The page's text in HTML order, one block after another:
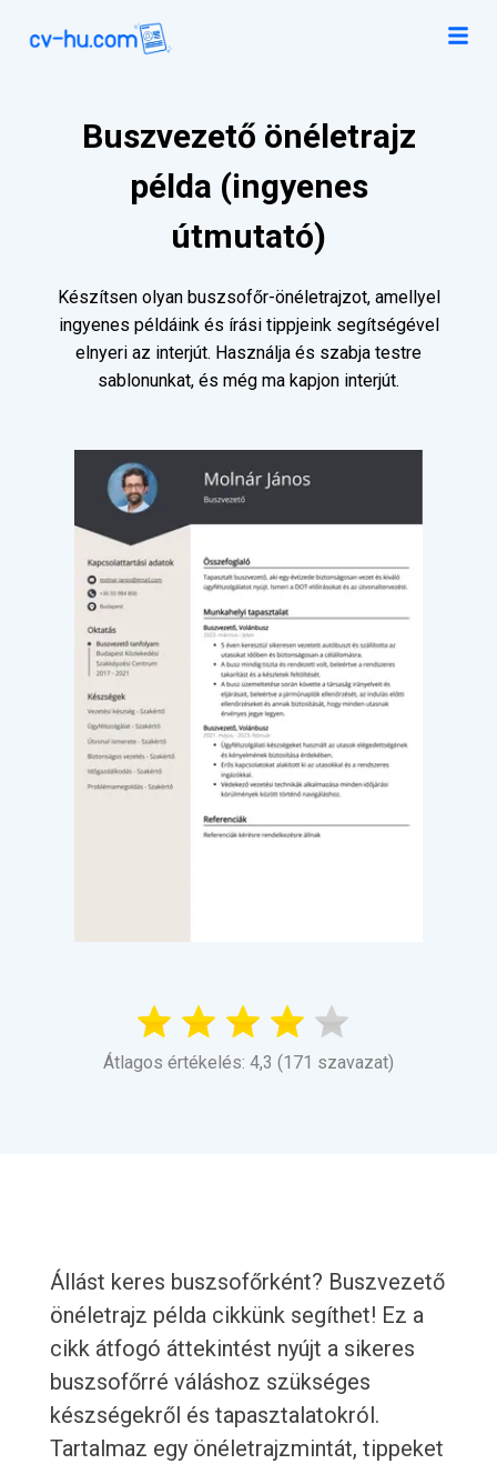
Buszvezető önéletrajz
példa (ingyenes
útmutató)
Készítsen olyan buszsofőr-önéletrajzot, amellyel
ingyenes példáink és írási tippjeink segítségével
elnyeri az interjút. Használja és szabja testre
sablonunkat, és még ma kapjon interjút.
Átlagos értékelés: 4,3 (171 szavazat)
Állást keres buszsofőrként? Buszvezető
önéletrajz példa cikkünk segíthet! Ez a
cikk átfogó áttekintést nyújt a sikeres
buszsofőrré váláshoz szükséges
készségekről és tapasztalatokról.
Tartalmaz egy önéletrajzmintát, tippeket